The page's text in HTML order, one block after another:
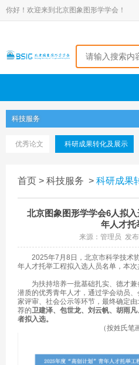
你好！欢迎来到北京图象图形学学会！
科技服务
优秀论文 科研成果转化及展示
首页 > 科技服务 > 科研成果
北京图象图形学学会6人拟
年人才托
来源：管理员 发
2025年7月8日，北京市科学技术
年人才托举工程拟入选人员名单 ，本
为扶持培养一批基础扎实、德才
潜质的优秀青年人才，通过学会动员
家评审、社会公示等环节，最终确定
荐的卫建泽、包世龙、刘云帆、胡雨
者拟入选。
（按姓氏笔